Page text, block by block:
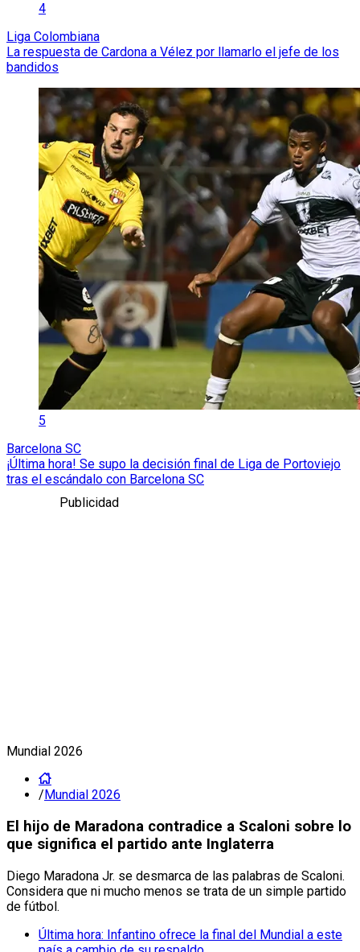
4
Liga Colombiana
La respuesta de Cardona a Vélez por llamarlo el jefe de los
bandidos
5
Barcelona SC
¡Última hora! Se supo la decisión final de Liga de Portoviejo
tras el escándalo con Barcelona SC
Publicidad
Mundial 2026
/ Mundial 2026
El hijo de Maradona contradice a Scaloni sobre lo
que significa el partido ante Inglaterra
Diego Maradona Jr. se desmarca de las palabras de Scaloni.
Considera que ni mucho menos se trata de un simple partido
de fútbol.
Última hora: Infantino ofrece la final del Mundial a este